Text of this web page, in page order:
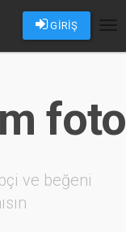
GİRİŞ
foto
ve beğeni